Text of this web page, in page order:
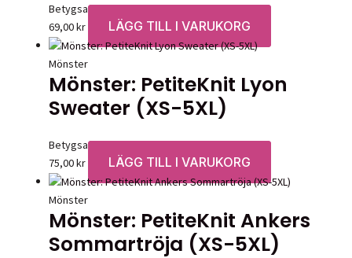
Betygsatt0av 5
69,00kr LÄGG TILL I VARUKORG
Mönster
Mönster: PetiteKnit Lyon
Sweater (XS-5XL)
Betygsatt0av 5
75,00kr LÄGG TILL I VARUKORG
Mönster
Mönster: PetiteKnit Ankers
Sommartröja (XS-5XL)